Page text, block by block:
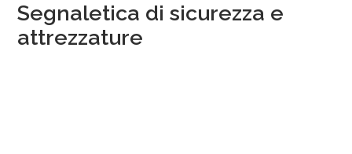
Segnaletica di sicurezza e
attrezzature